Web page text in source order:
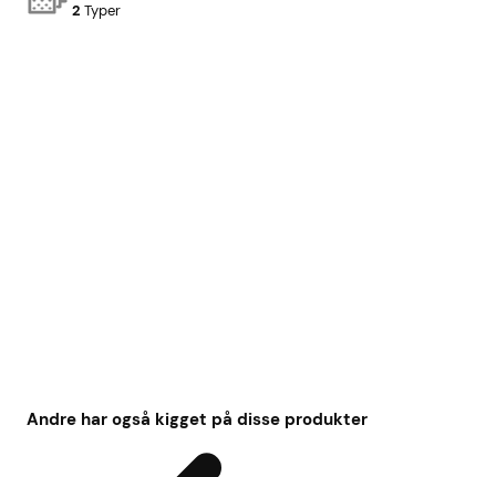
2 Typer
Andre har også kigget på disse produkter